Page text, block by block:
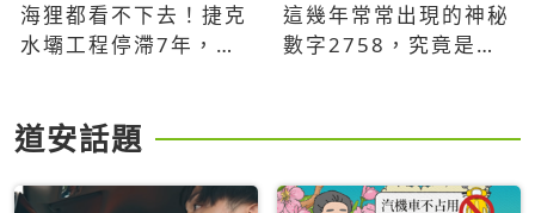
海狸都看不下去！捷克
水壩工程停滯7年，海
這幾年常常出現的神秘
數字2758，究竟是什
道安話題